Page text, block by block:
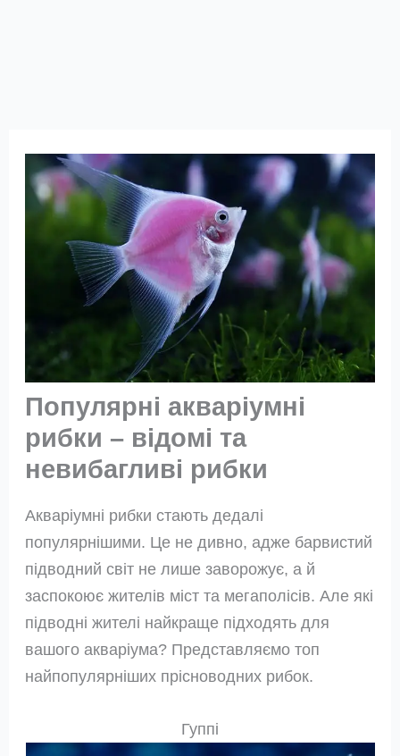
Популярні акваріумні
рибки – відомі та
невибагливі рибки
Акваріумні рибки стають дедалі
популярнішими. Це не дивно, адже барвистий
підводний світ не лише заворожує, а й
заспокоює жителів міст та мегаполісів. Але які
підводні жителі найкраще підходять для
вашого акваріума? Представляємо топ
найпопулярніших прісноводних рибок.
Гуппі